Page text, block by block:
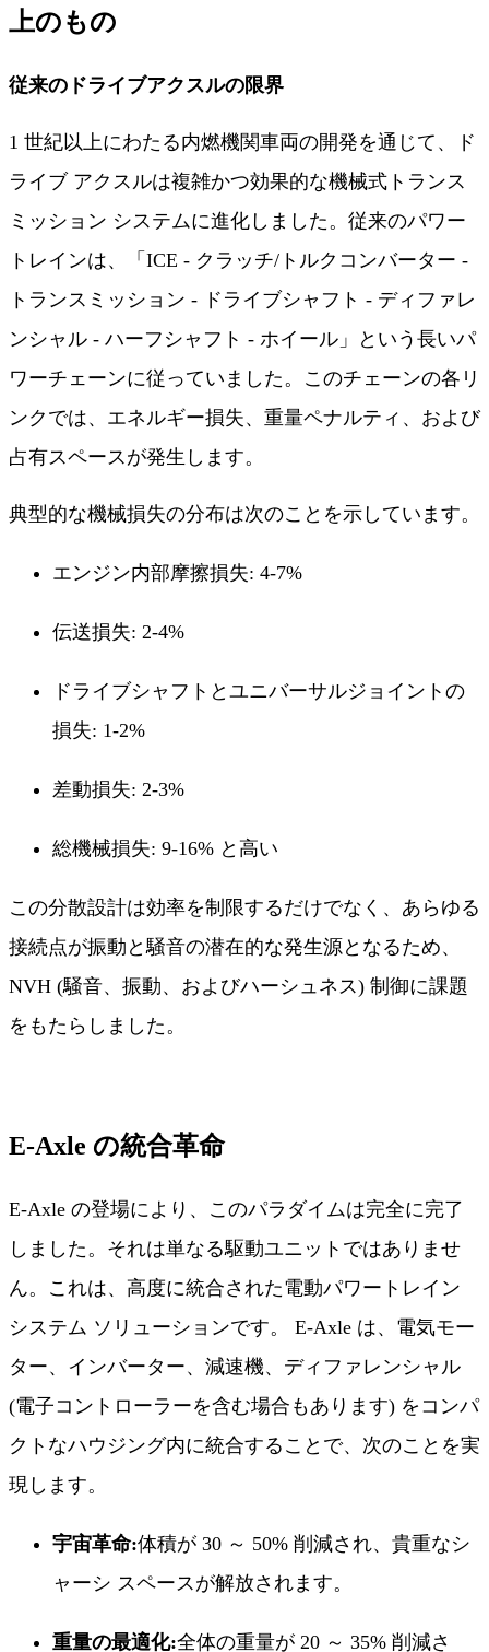
上のもの
従来のドライブアクスルの限界
1 世紀以上にわたる内燃機関車両の開発を通じて、ド
ライブ アクスルは複雑かつ効果的な機械式トランス
ミッション システムに進化しました。従来のパワー
トレインは、「ICE - クラッチ/トルクコンバーター -
トランスミッション - ドライブシャフト - ディファレ
ンシャル - ハーフシャフト - ホイール」という長いパ
ワーチェーンに従っていました。このチェーンの各リ
ンクでは、エネルギー損失、重量ペナルティ、および
占有スペースが発生します。
典型的な機械損失の分布は次のことを示しています。
エンジン内部摩擦損失: 4-7%
伝送損失: 2-4%
ドライブシャフトとユニバーサルジョイントの
損失: 1-2%
差動損失: 2-3%
総機械損失: 9-16% と高い
この分散設計は効率を制限するだけでなく、あらゆる
接続点が振動と騒音の潜在的な発生源となるため、
NVH (騒音、振動、およびハーシュネス) 制御に課題
をもたらしました。
E-Axle の統合革命
E-Axle の登場により、このパラダイムは完全に完了
しました。それは単なる駆動ユニットではありませ
ん。これは、高度に統合された電動パワートレイン
システム ソリューションです。 E-Axle は、電気モー
ター、インバーター、減速機、ディファレンシャル
(電子コントローラーを含む場合もあります) をコンパ
クトなハウジング内に統合することで、次のことを実
現します。
宇宙革命:体積が 30 ～ 50% 削減され、貴重なシ
ャーシ スペースが解放されます。
重量の最適化:全体の重量が 20 ～ 35% 削減さ